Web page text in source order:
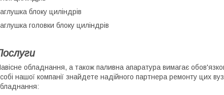
блоку циліндрів
головки блоку циліндрів
обладнання, а також паливна апаратура вимагає
нашої компанії знайдете надійного партнера ремонту цих